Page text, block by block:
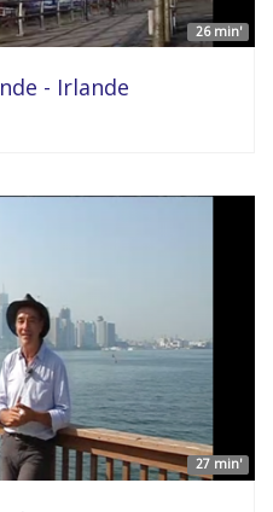
26 min'
- Irlande
27 min'